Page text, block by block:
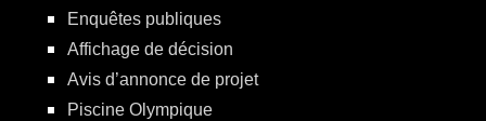
Enquêtes publiques
Affichage de décision
Avis d’annonce de projet
Piscine Olympique